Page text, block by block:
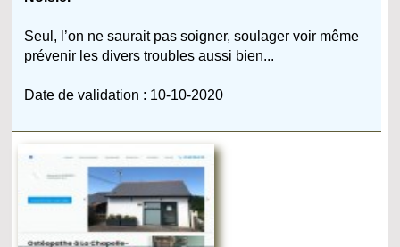
Seul, l’on ne saurait pas soigner, soulager voir même
prévenir les divers troubles aussi bien...
Date de validation : 10-10-2020